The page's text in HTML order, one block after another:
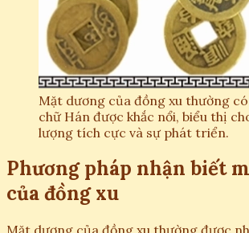
Mặt dương của đồng xu thường
chữ Hán được khắc nổi, biểu thị
lượng tích cực và sự phát triển.
Phương pháp nhận biết
của đồng xu